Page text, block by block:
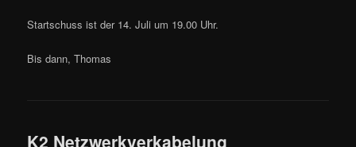
Startschuss ist der 14. Juli um 19.00 Uhr.
Bis dann, Thomas
K2 Netzwerkverkabelung